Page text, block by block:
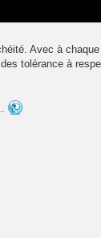
Avec à
tolérance à